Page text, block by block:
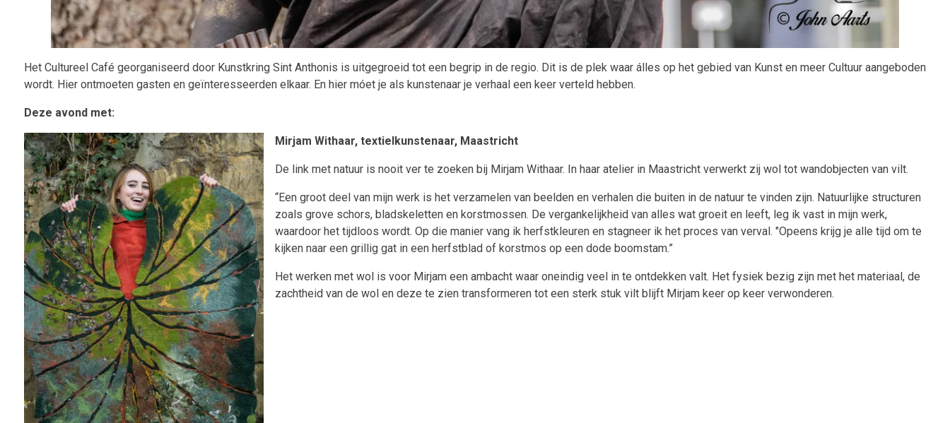
Het Cultureel Café georganiseerd door Kunstkring Sint Anthonis is uitgegroeid tot een begrip in de regio. Dit is de plek waar álles op het gebied van Kunst en meer Cultuur aangeboden
wordt. Hier ontmoeten gasten en geïnteresseerden elkaar. En hier móet je als kunstenaar je verhaal een keer verteld hebben.
Deze avond met:
Mirjam Withaar, textielkunstenaar, Maastricht
De link met natuur is nooit ver te zoeken bij Mirjam Withaar. In haar atelier in Maastricht verwerkt zij wol tot wandobjecten van vilt.
“Een groot deel van mijn werk is het verzamelen van beelden en verhalen die buiten in de natuur te vinden zijn. Natuurlijke structuren
zoals grove schors, bladskeletten en korstmossen. De vergankelijkheid van alles wat groeit en leeft, leg ik vast in mijn werk,
waardoor het tijdloos wordt. Op die manier vang ik herfstkleuren en stagneer ik het proces van verval. "Opeens krijg je alle tijd om te
kijken naar een grillig gat in een herfstblad of korstmos op een dode boomstam.”
Het werken met wol is voor Mirjam een ambacht waar oneindig veel in te ontdekken valt. Het fysiek bezig zijn met het materiaal, de
zachtheid van de wol en deze te zien transformeren tot een sterk stuk vilt blijft Mirjam keer op keer verwonderen.